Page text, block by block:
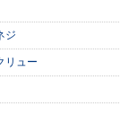
ジ
リュー